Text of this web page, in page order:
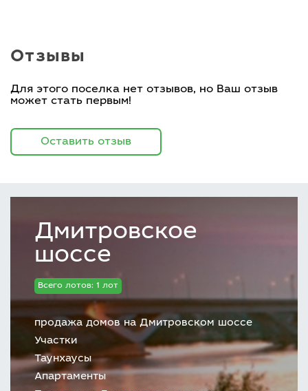
Отзывы
Для этого поселка нет отзывов, но Ваш отзыв
может стать первым!
Оставить отзыв
Дмитровское
шоссе
Всего лотов: 1 лот
продажа домов на Дмитровском шоссе
Участки
Таунхаусы
Апартаменты